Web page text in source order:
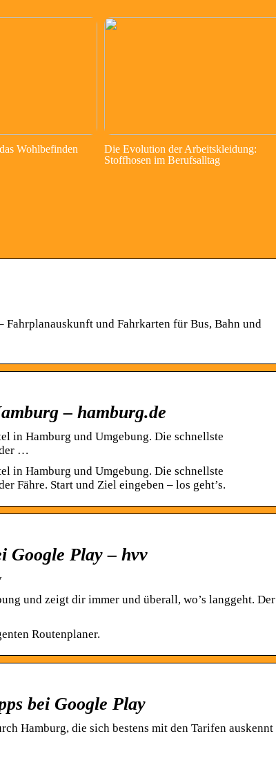
Wohlbefinden
Die Evolution der Arbeitskleidung:
Stoffhosen im Berufsalltag
und Fahrkarten für Bus, Bahn und
– hamburg.de
in Hamburg und Umgebung. Die schnellste
…
in Hamburg und Umgebung. Die schnellste
Fähre. Start und Ziel eingeben – los geht’s.
Google Play – hvv
und zeigt dir immer und überall, wo’s langgeht. Der
Routenplaner.
bei Google Play
Hamburg, die sich bestens mit den Tarifen auskennt